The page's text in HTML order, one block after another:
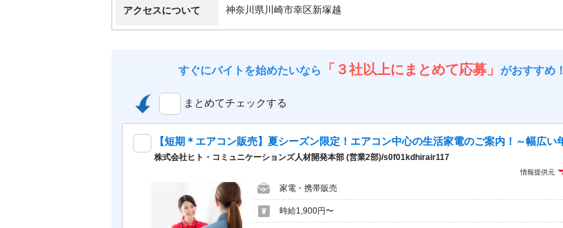
アクセスについて 神奈川県川崎市幸区新塚越
すぐにバイトを始めたいなら 「３社以上にまとめて応募」 がおすすめ！
まとめてチェックする
株式会社ヒト・コミュニケーションズ人材開発本部 (営業2部)/s0f01kdhirair117
情報提供元
家電・携帯販売
時給1,900円〜